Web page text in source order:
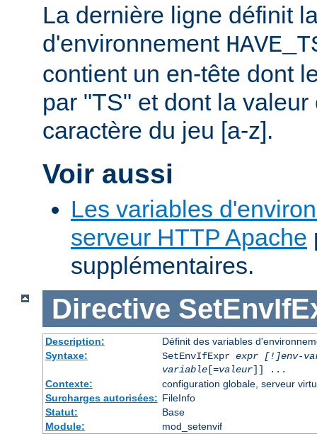
La dernière ligne définit
d'environnement
contient un en-tête dont
par "TS" et dont la
caractère du jeu [a-z].
Voir aussi
Les variables
serveur HTTP Apache
supplémentaires.
Directive
Description:
Définit des variables
Syntaxe:
SetEnvIfExpr expr [!]env-
variable[=valeur]] ...
Contexte:
configuration globale, serveur
Surcharges autorisées: FileInfo
Statut:
Base
Module:
mod_setenvif